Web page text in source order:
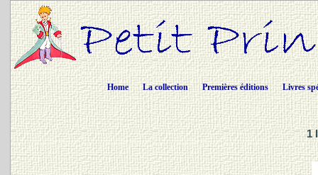
Home La collection Premières éditions Livres
1